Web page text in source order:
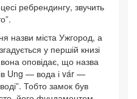
ребрендингу, звучить
назви міста Ужгород, а
у першій книзі
вона оповідає, що назва
Ung — вода і vár —
Тобто замок був